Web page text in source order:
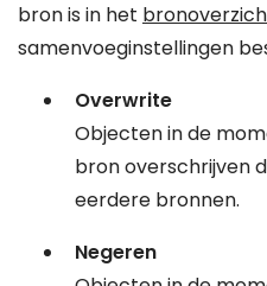
bron is in het
samenvoeginstellingen
Overwrite
Objecten in de
bron overschrijven
eerdere bronnen.
Negeren